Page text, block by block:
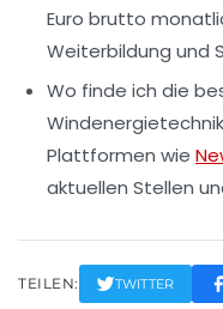
Euro brutto
Weiterbildung und
Wo finde ich die
Plattformen wie
aktuellen Stellen
TEILEN: TWITTER